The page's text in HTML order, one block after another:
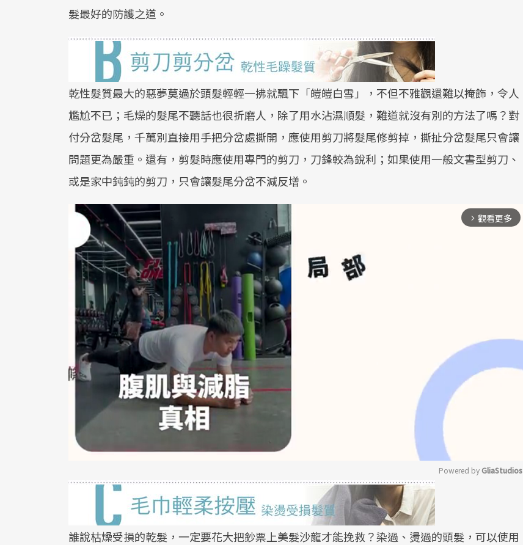
髮最好的防護之道。
乾性髮質最大的惡夢莫過於頭髮輕輕一拂就飄下「皚皚白雪」，不但不雅觀還難以掩飾，令人
尷尬不已；毛燥的髮尾不聽話也很折磨人，除了用水沾濕順髮，難道就沒有別的方法了嗎？對
付分岔髮尾，千萬別直接用手把分岔處撕開，應使用剪刀將髮尾修剪掉，撕扯分岔髮尾只會讓
問題更為嚴重。還有，剪髮時應使用專門的剪刀，刀鋒較為銳利；如果使用一般文書型剪刀、
或是家中鈍鈍的剪刀，只會讓髮尾分岔不減反增。
arrow_forward_ios 觀看更多
Powered by GliaStudios
誰說枯燥受損的乾髮，一定要花大把鈔票上美髮沙龍才能挽救？染過、燙過的頭髮，可以使用